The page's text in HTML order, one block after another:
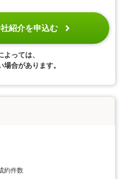
紹介を申込む
っては、
合があります。
約件数